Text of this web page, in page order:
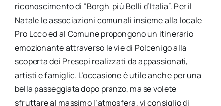
riconoscimento di “Borghi più Belli d’Italia”. Per il
Natale le associazioni comunali insieme alla locale
Pro Loco ed al Comune propongono un itinerario
emozionante attraverso le vie di Polcenigo alla
scoperta dei Presepi realizzati da appassionati,
artisti e famiglie. L’occasione è utile anche per una
bella passeggiata dopo pranzo, ma se volete
sfruttare al massimo l’atmosfera, vi consiglio di